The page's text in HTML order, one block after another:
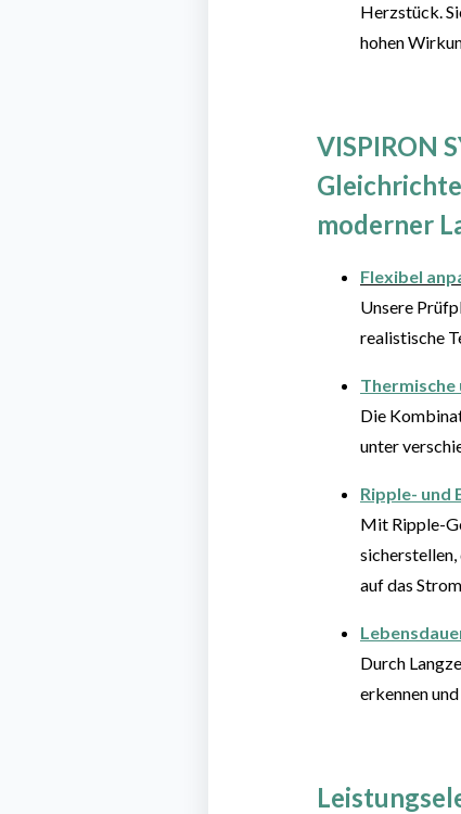
Herzstück.
hohen
VISPIRON
moderner
Flexibel
Unsere
realistische
Die
unter
Ripple- und
Mit Ripple-
auf das
Durch
erkennen